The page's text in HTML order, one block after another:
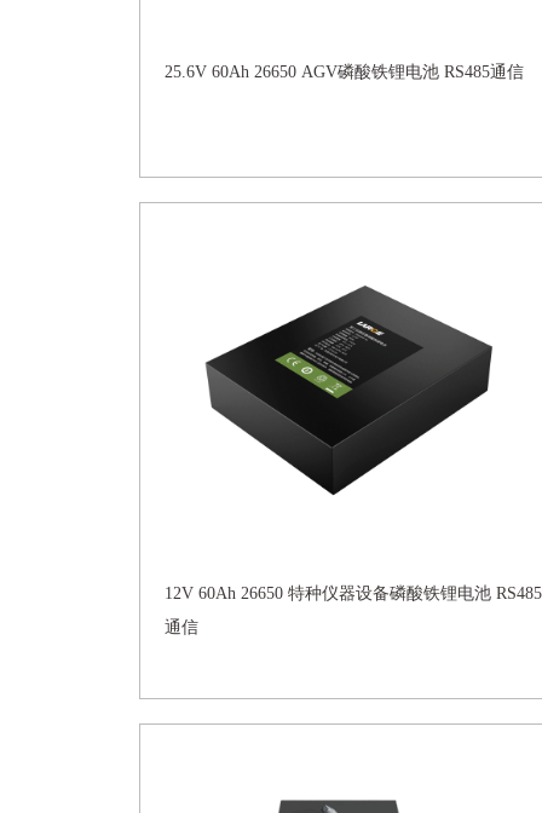
25.6V 60Ah 26650 AGV磷酸铁锂电池 RS485通信
12V 60Ah 26650 特种仪器设备磷酸铁锂电池 RS485
通信